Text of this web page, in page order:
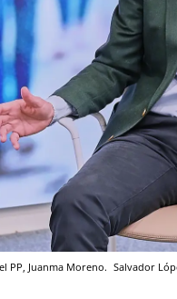
PP, Juanma Moreno. Salvador